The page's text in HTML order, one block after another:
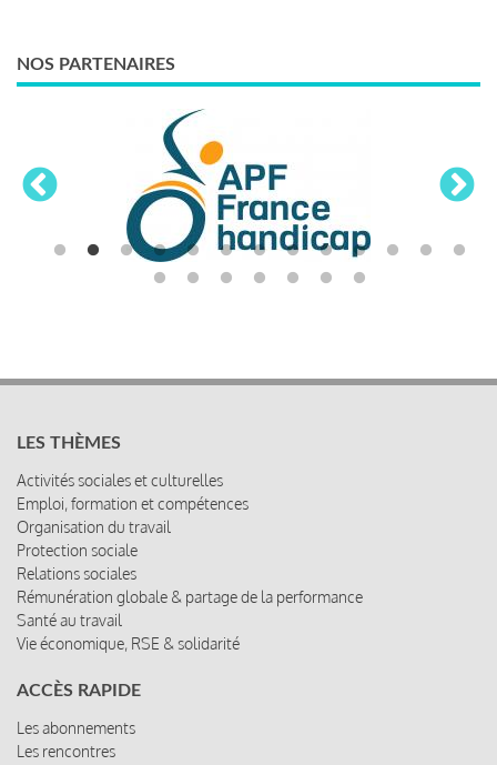
NOS PARTENAIRES
LES THÈMES
Activités sociales et culturelles
Emploi, formation et compétences
Organisation du travail
Protection sociale
Relations sociales
Rémunération globale & partage de la performance
Santé au travail
Vie économique, RSE & solidarité
ACCÈS RAPIDE
Les abonnements
Les rencontres